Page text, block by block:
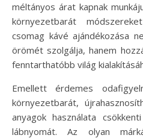
méltányos árat kapnak
környezetbarát
csomag kávé ajándékozása
örömét szolgálja, hanem
fenntarthatóbb világ
Emellett érdemes
környezetbarát,
anyagok használata
lábnyomát. Az olyan